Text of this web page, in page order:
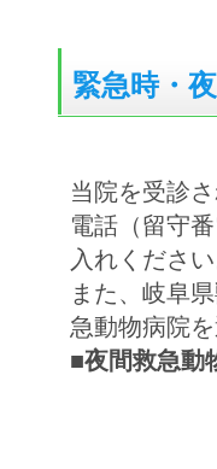
緊急時・
当院を受診
電話（留守
入れくださ
また、岐阜
急動物病院
■夜間救急動